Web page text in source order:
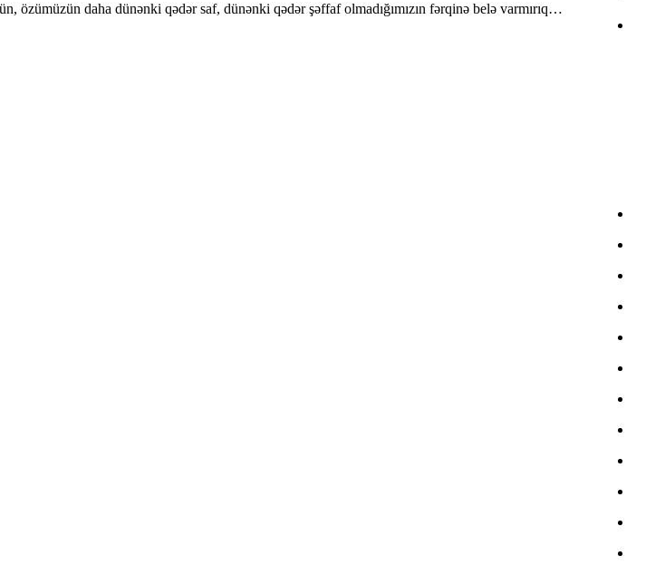
daha dünənki qədər saf, dünənki qədər şəffaf olmadığımızın fərqinə belə varmırıq…